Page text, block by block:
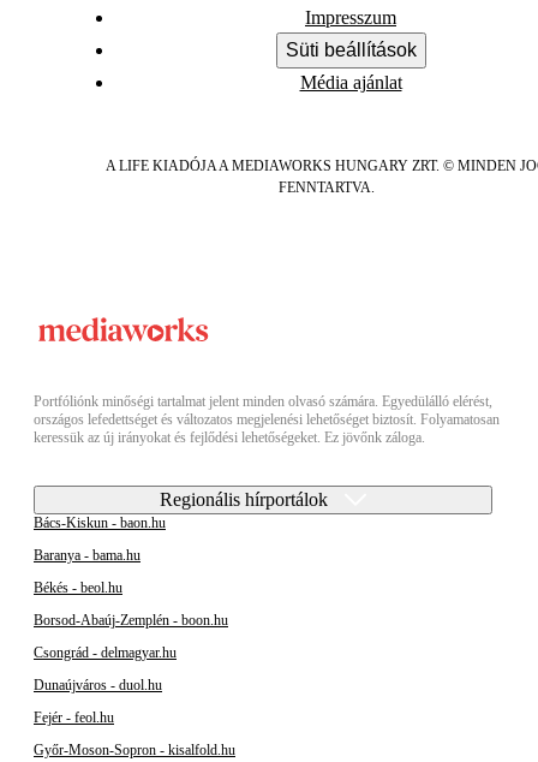
Impresszum
Süti beállítások
Média ajánlat
A LIFE KIADÓJA A MEDIAWORKS HUNGARY ZRT. © MINDEN
FENNTARTVA.
Portfóliónk minőségi tartalmat jelent minden olvasó számára. Egyedülálló elérést,
országos lefedettséget és változatos megjelenési lehetőséget biztosít. Folyamatosan
keressük az új irányokat és fejlődési lehetőségeket. Ez jövőnk záloga.
Regionális hírportálok
Bács-Kiskun - baon.hu
Baranya - bama.hu
Békés - beol.hu
Borsod-Abaúj-Zemplén - boon.hu
Csongrád - delmagyar.hu
Dunaújváros - duol.hu
Fejér - feol.hu
Győr-Moson-Sopron - kisalfold.hu